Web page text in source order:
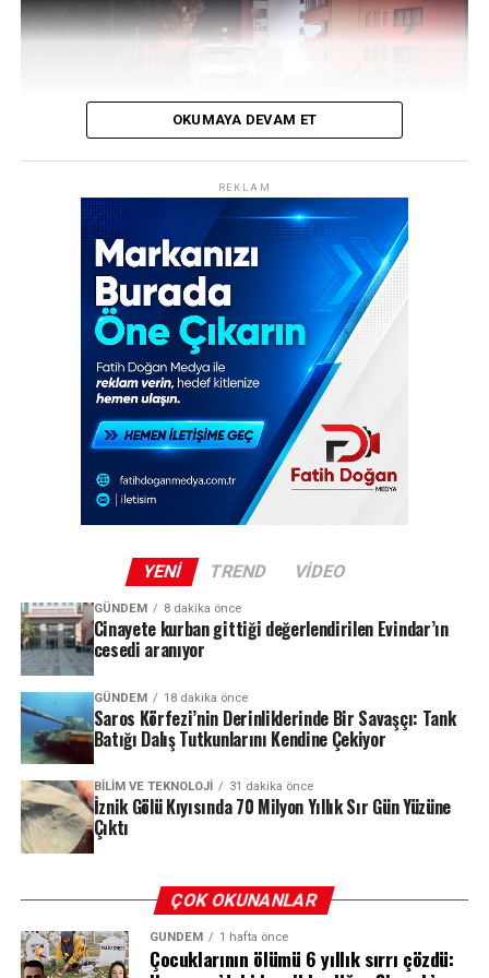
Türkiye’nin farklı illerinde dün yaşanan 5 ayrı olay,
evlerinde yalnız yaşayan vatandaşların akıbetini bir kez
daha gündeme taşıdı. Kayseri, Eskişehir, Çorum, Mersin
ve Zonguldak’ta birer kişi, evlerinde hayatını kaybetmiş
olarak bulundu. Olayların ortak noktası ise cesetlere
ulaşılma biçimleriydi: Kimi yakınlarının ihbarıyla, kimi
ise komşularının fark ettiği kötü kokular sayesinde.
Beş ayrı ilde yaşanan bu üzücü olaylar, özellikle yalnız
yaşayan bireylerin akıbeti konusunda endişeleri yeniden
alevlendirdi. Olay yerlerinde yapılan ilk incelemelerin
belirlenmesi için otopsiye gönderildi.
REKLAM
OKUMAYA DEVAM ET
REKLAM
YENI TREND VIDEO
GÜNDEM 8 dakika önce
Cinayete kurban gittiği değerlendirilen Evindar’ın
cesedi aranıyor
GÜNDEM 18 dakika önce
Saros Körfezi’nin Derinliklerinde Bir Savaşçı: Tank
Batığı Dalış Tutkunlarını Kendine Çekiyor
BILIM VE TEKNOLOJI 31 dakika önce
İznik Gölü Kıyısında 70 Milyon Yıllık Sır Gün Yüzüne
Çıktı
ÇOK OKUNANLAR
GÜNDEM 1 hafta önce
Çocuklarının ölümü 6 yıllık sırrı çözdü: